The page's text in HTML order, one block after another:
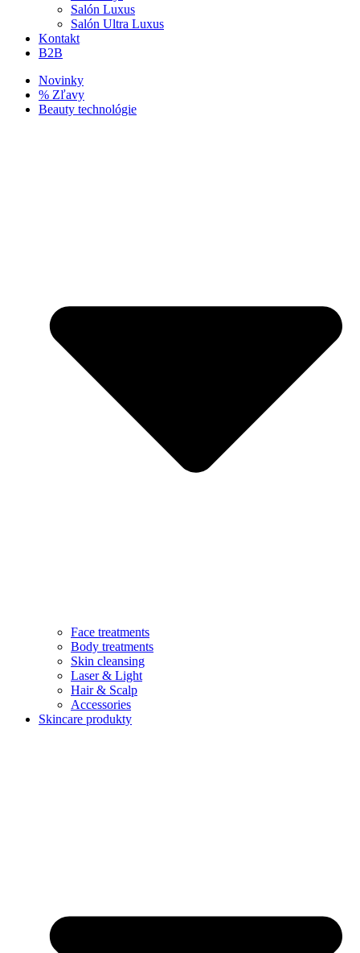
Salón Luxus
Salón Ultra Luxus
Kontakt
B2B
Novinky
% Zľavy
Beauty technológie
Face treatments
Body treatments
Skin cleansing
Laser & Light
Hair & Scalp
Accessories
Skincare produkty